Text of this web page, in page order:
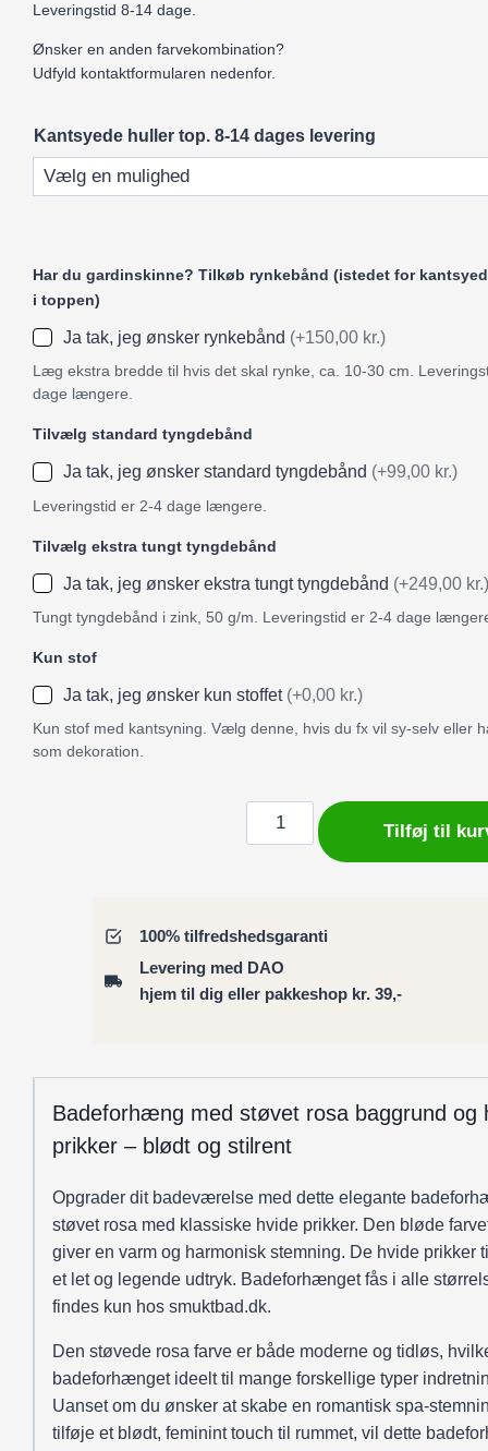
Leveringstid 8-14 dage.
Ønsker en anden farvekombination?
Udfyld kontaktformularen nedenfor.
Kantsyede huller top. 8-14 dages levering
Har du gardinskinne? Tilkøb rynkebånd (istedet for
i toppen)
Ja tak, jeg ønsker rynkebånd (+150,00 kr.)
Læg ekstra bredde til hvis det skal rynke, ca. 10-30 cm.
dage længere.
Tilvælg standard tyngdebånd
Ja tak, jeg ønsker standard tyngdebånd (+99,00 kr.)
Leveringstid er 2-4 dage længere.
Tilvælg ekstra tungt tyngdebånd
Ja tak, jeg ønsker ekstra tungt tyngdebånd (+249,00 kr.)
Tungt tyngdebånd i zink, 50 g/m. Leveringstid er 2-4 dage
Kun stof
Ja tak, jeg ønsker kun stoffet (+0,00 kr.)
Kun stof med kantsyning. Vælg denne, hvis du fx vil sy-selv eller
som dekoration.
Badeforhæng
/
Bruseforhæng
støvet
rosa
polka
Tilføj til
100% tilfredshedsgaranti
Levering med DAO
hjem til dig eller pakkeshop kr. 39,-
Badeforhæng med støvet rosa baggrund og
prikker – blødt og stilrent
Opgrader dit badeværelse med dette elegante
støvet rosa med klassiske hvide prikker. Den bløde
giver en varm og harmonisk stemning. De hvide prikker
et let og legende udtryk. Badeforhænget fås i alle
findes kun hos smuktbad.dk.
Den støvede rosa farve er både moderne og tidløs,
badeforhænget ideelt til mange forskellige typer
Uanset om du ønsker at skabe en romantisk spa-
tilføje et blødt, feminint touch til rummet, vil dette